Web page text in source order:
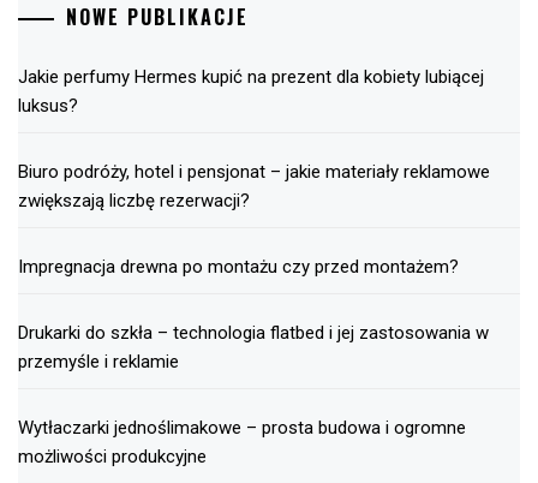
NOWE PUBLIKACJE
Jakie perfumy Hermes kupić na prezent dla kobiety lubiącej
luksus?
Biuro podróży, hotel i pensjonat – jakie materiały reklamowe
zwiększają liczbę rezerwacji?
Impregnacja drewna po montażu czy przed montażem?
Drukarki do szkła – technologia flatbed i jej zastosowania w
przemyśle i reklamie
Wytłaczarki jednoślimakowe – prosta budowa i ogromne
możliwości produkcyjne